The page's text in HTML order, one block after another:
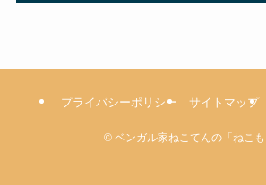
プライバシーポリシー サイトマップ
© ベンガル家ねこてんの「ねこも